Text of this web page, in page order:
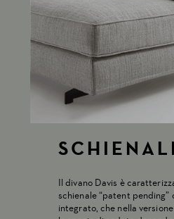
SCHIENALI
Il divano Davis è
schienale “patent pending”
integrato, che nella